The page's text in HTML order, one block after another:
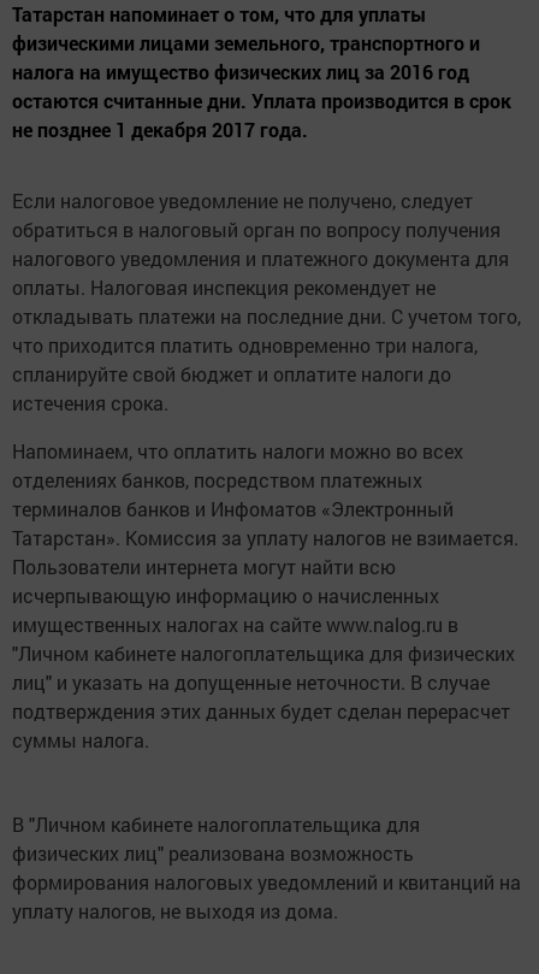
Татарстан напоминает о том, что для уплаты
физическими лицами земельного, транспортного и
налога на имущество физических лиц за 2016 год
остаются считанные дни. Уплата производится в срок
не позднее 1 декабря 2017 года.
Если налоговое уведомление не получено, следует
обратиться в налоговый орган по вопросу получения
налогового уведомления и платежного документа для
оплаты. Налоговая инспекция рекомендует не
откладывать платежи на последние дни. С учетом того,
что приходится платить одновременно три налога,
спланируйте свой бюджет и оплатите налоги до
истечения срока.
Напоминаем, что оплатить налоги можно во всех
отделениях банков, посредством платежных
терминалов банков и Инфоматов «Электронный
Татарстан». Комиссия за уплату налогов не взимается.
Пользователи интернета могут найти всю
исчерпывающую информацию о начисленных
имущественных налогах на сайте www.nalog.ru в
"Личном кабинете налогоплательщика для физических
лиц" и указать на допущенные неточности. В случае
подтверждения этих данных будет сделан перерасчет
суммы налога.
В "Личном кабинете налогоплательщика для
физических лиц" реализована возможность
формирования налоговых уведомлений и квитанций на
уплату налогов, не выходя из дома.